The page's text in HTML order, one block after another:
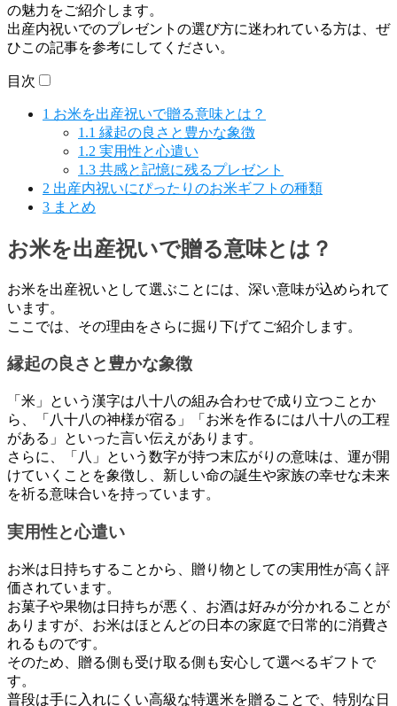
の魅力をご紹介します。
出産内祝いでのプレゼントの選び方に迷われている方は、ぜ
ひこの記事を参考にしてください。
目次
1 お米を出産祝いで贈る意味とは？
1.1 縁起の良さと豊かな象徴
1.2 実用性と心遣い
1.3 共感と記憶に残るプレゼント
2 出産内祝いにぴったりのお米ギフトの種類
3 まとめ
お米を出産祝いで贈る意味とは？
お米を出産祝いとして選ぶことには、深い意味が込められて
います。
ここでは、その理由をさらに掘り下げてご紹介します。
縁起の良さと豊かな象徴
「米」という漢字は八十八の組み合わせで成り立つことか
ら、「八十八の神様が宿る」「お米を作るには八十八の工程
がある」といった言い伝えがあります。
さらに、「八」という数字が持つ末広がりの意味は、運が開
けていくことを象徴し、新しい命の誕生や家族の幸せな未来
を祈る意味合いを持っています。
実用性と心遣い
お米は日持ちすることから、贈り物としての実用性が高く評
価されています。
お菓子や果物は日持ちが悪く、お酒は好みが分かれることが
ありますが、お米はほとんどの日本の家庭で日常的に消費さ
れるものです。
そのため、贈る側も受け取る側も安心して選べるギフトで
す。
普段は手に入れにくい高級な特選米を贈ることで、特別な日